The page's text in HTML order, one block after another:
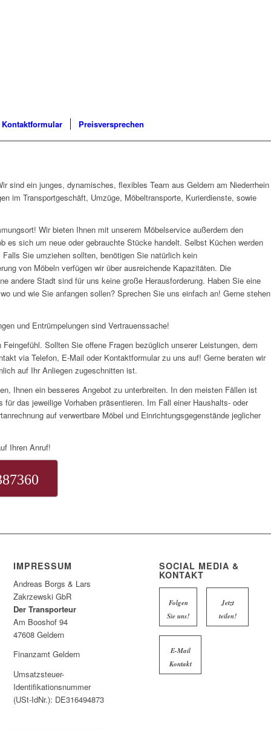
Kontaktformular Preisversprechen
sind ein junges, dynamisches, flexibles Team aus Geldern am Niederrhein
im Transportgeschäft, Umzüge, Möbeltransporte, Kurierdienste, sowie
Wir bieten Ihnen mit unserem Möbelservice außerdem den
es sich um neue oder gebrauchte Stücke handelt. Selbst Küchen werden
Sie umziehen sollten, benötigen Sie natürlich kein
von Möbeln verfügen wir über ausreichende Kapazitäten. Die
andere Stadt sind für uns keine große Herausforderung. Haben Sie eine
und wie Sie anfangen sollen? Sprechen Sie uns einfach an! Gerne stehen
und Entrümpelungen sind Vertrauenssache!
Sollten Sie offene Fragen bezüglich unserer Leistungen, dem
via Telefon, E-Mail oder Kontaktformular zu uns auf! Gerne beraten wir
auf Ihr Anliegen zugeschnitten ist.
Ihnen ein besseres Angebot zu unterbreiten. In den meisten Fällen ist
das jeweilige Vorhaben präsentieren. Im Fall einer Haushalts- oder
auf verwertbare Möbel und Einrichtungsgegenstände jeglicher
Ihren Anruf!
IMPRESSUM
Andreas Borgs & Lars
Zakrzewski GbR
Der Transporteur
Am Booshof 94
47608 Geldern
Finanzamt Geldern
Umsatzsteuer-
Identifikationsnummer
(USt-IdNr.): DE316494873
SOCIAL MEDIA &
KONTAKT
Folgen
Sie uns!
Jetzt
teilen!
E-Mail
Kontakt